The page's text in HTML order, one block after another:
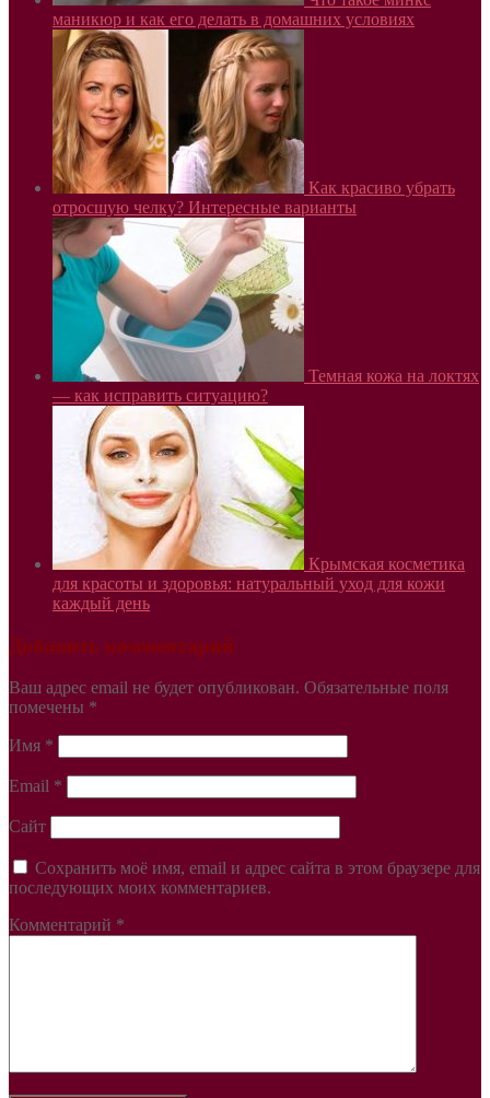
маникюр и как его делать в домашних условиях
Как красиво убрать
отросшую челку? Интересные варианты
Темная кожа на локтях
— как исправить ситуацию?
Крымская косметика
для красоты и здоровья: натуральный уход для кожи
каждый день
Добавить комментарий
Ваш адрес email не будет опубликован. Обязательные поля
помечены *
Имя *
Email *
Сайт
Сохранить моё имя, email и адрес сайта в этом браузере для
последующих моих комментариев.
Комментарий *